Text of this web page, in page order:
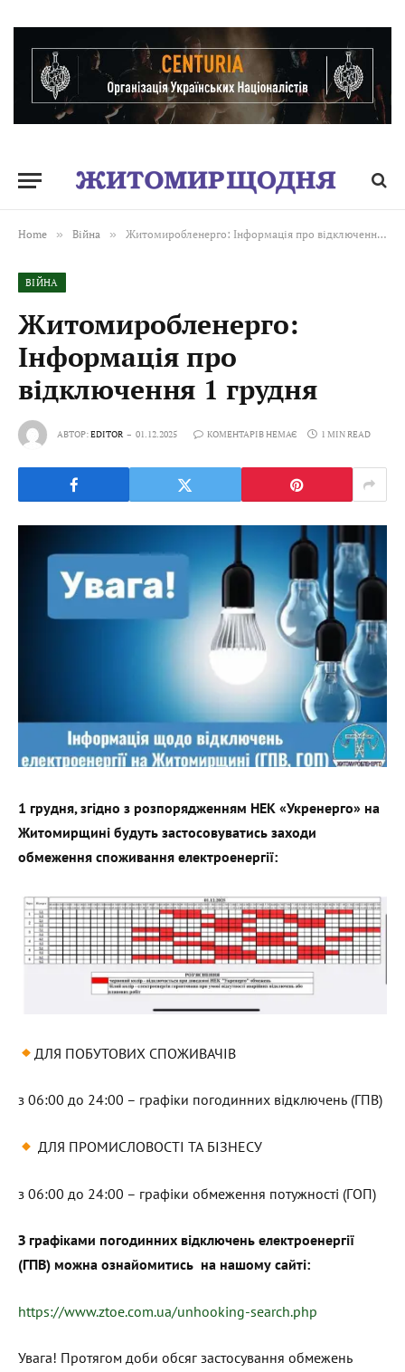
Home » Війна » Житомиробленерго: Інформація про відключення 1 грудня
ВІЙНА
Житомиробленерго:
Інформація про
відключення 1 грудня
АВТОР:EDITOR 01.12.2025 КОМЕНТАРІВ НЕМАЄ 1 MIN READ
1 грудня, згідно з розпорядженням НЕК «Укренерго» на
Житомирщині будуть застосовуватись заходи
обмеження споживання електроенергії:
ДЛЯ ПОБУТОВИХ СПОЖИВАЧІВ
з 06:00 до 24:00 – графіки погодинних відключень (ГПВ)
ДЛЯ ПРОМИСЛОВОСТІ ТА БІЗНЕСУ
з 06:00 до 24:00 – графіки обмеження потужності (ГОП)
З графіками погодинних відключень електроенергії
(ГПВ) можна ознайомитись на нашому сайті:
https://www.ztoe.com.ua/unhooking-search.php
Увага! Протягом доби обсяг застосування обмежень